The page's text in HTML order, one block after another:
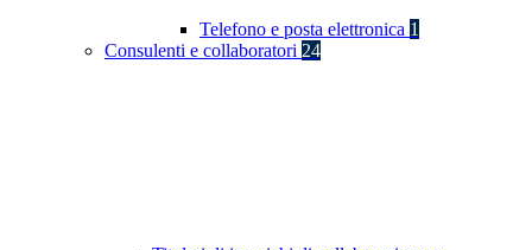
Telefono e posta elettronica 1
Consulenti e collaboratori 24